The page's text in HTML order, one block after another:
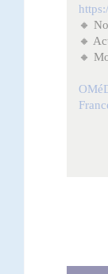
🔸
🔸
🔸